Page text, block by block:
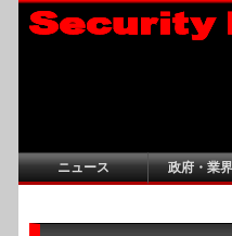
ニュース 政府・業